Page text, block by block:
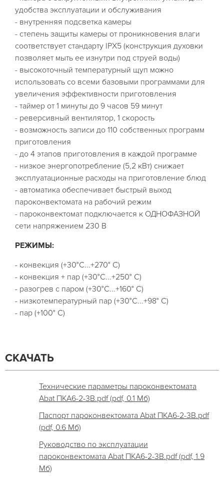
удобства эксплуатации и обслуживания
- внутренняя подсветка камеры
- степень защиты камеры от проникновения влаги
соответствует стандарту IPX5 (конструкция духовки
позволяет мыть ее изнутри под струей воды)
- высокоточный температурный щуп можно
использовать со всеми базовыми программами для
увеличения эффективности приготовления
- таймер от 1 минуты до 9 часов 59 минут
- реверсивный вентилятор, 1 скорость
- возможность записи до 110 собственных программ
приготовления
- до 4 этапов приготовления в каждой программе
- низкое энергопотребление (5,2 кВт) снижает
эксплуатационные расходы на приготовление блюд
- автоматика обеспечивает быстрый выход
пароконвектомата на рабочий режим
- пароконвектомат подключается к ОДНОФАЗНОЙ
сети напряжением 230 В
РЕЖИМЫ:
- конвекция (+30°С...+270° С)
- конвекция + пар (+30°С...+250° С)
- разогрев с паром (+30°С...+160° С)
- низкотемпературный пар (+30°С...+98° С)
- пар (+100° С)
СКАЧАТЬ
Технические параметры пароконвектомата
Abat ПКА6-2-3В.pdf (pdf, 0.1 Мб)
Паспорт пароконвектомата Abat ПКА6-2-3В.pdf
(pdf, 0.6 Мб)
Руководство по эксплуатации
пароконвектомата Abat ПКА6-2-3В.pdf (pdf, 1.9
Мб)